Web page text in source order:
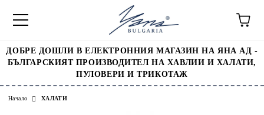
ДОБРЕ ДОШЛИ В ЕЛЕКТРОННИЯ МАГАЗИН НА ЯНА АД -
БЪЛГАРСКИЯТ ПРОИЗВОДИТЕЛ НА ХАВЛИИ И ХАЛАТИ,
ПУЛОВЕРИ И ТРИКОТАЖ
Начало ХАЛАТИ